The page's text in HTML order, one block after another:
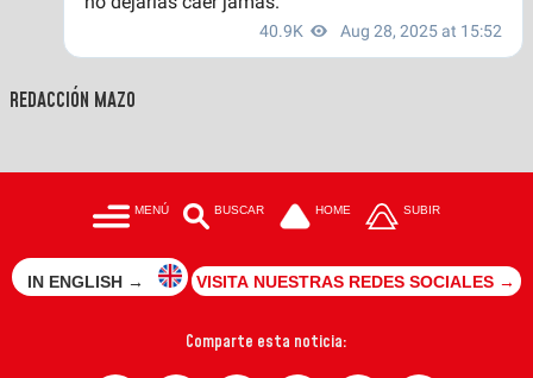
REDACCIÓN MAZO
MENÚ BUSCAR HOME SUBIR
IN ENGLISH → VISITA NUESTRAS REDES SOCIALES →
Comparte esta noticia: